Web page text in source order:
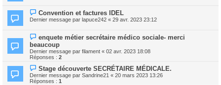
Convention et factures IDEL
Dernier message par lapuce242 « 29 avr. 2023 23:12
enquete métier secrétaire médico sociale- merci
beaucoup
Dernier message par filament « 02 avr. 2023 18:08
Réponses : 2
Stage découverte SECRÉTAIRE MÉDICALE.
Dernier message par Sandrine21 « 20 mars 2023 13:26
Réponses : 1